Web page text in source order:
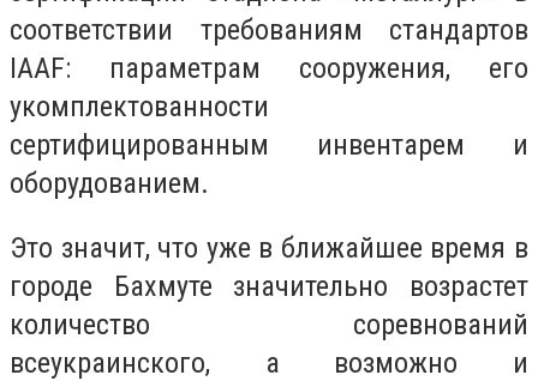
соответствии требованиям стандартов
IAAF: параметрам сооружения, его
укомплектованности
сертифицированным инвентарем и
оборудованием.
Это значит, что уже в ближайшее время в
городе Бахмуте значительно возрастет
количество соревнований
всеукраинского, а возможно и